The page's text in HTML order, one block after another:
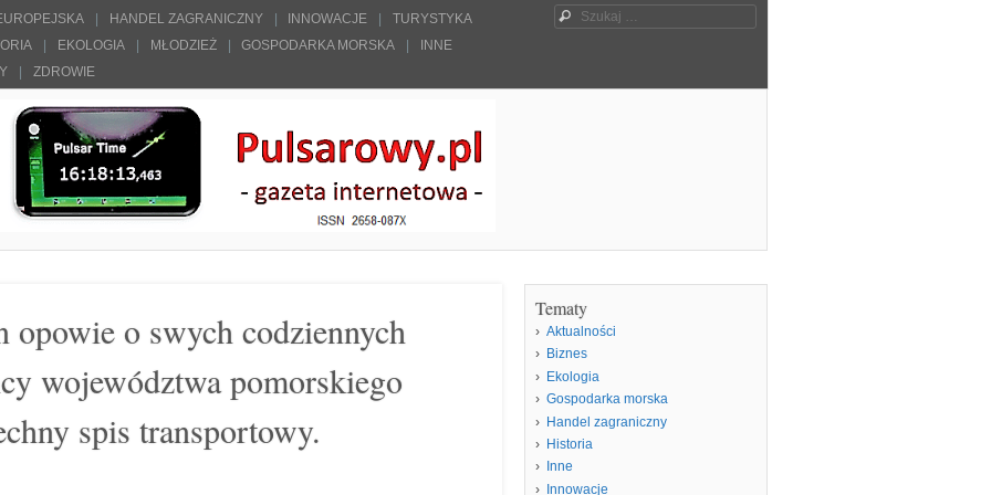
HANDEL ZAGRANICZNY INNOWACJE
TURYSTYKA
EKOLOGIA MŁODZIEŻ GOSPODARKA MORSKA
INNE
ZDROWIE
Szukaj
opowie o swych codziennych
województwa pomorskiego
spis transportowy.
Tematy
Aktualności
Biznes
Ekologia
Gospodarka morska
Handel zagraniczny
Historia
Inne
Innowacje